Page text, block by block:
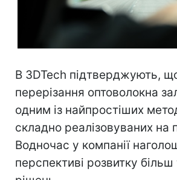
В 3DTech підтверджують,
перерізання оптоволокна
одним із найпростіших
складно реалізовуваних на
Водночас у компанії
перспективі розвитку більш